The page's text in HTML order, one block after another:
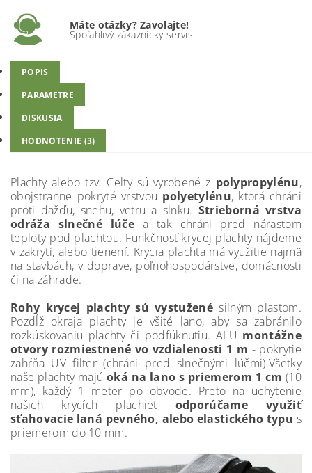
Máte otázky? Zavolajte!
Spoľahlivý zákaznícky servis
POPIS
PARAMETRE
DISKUSIA
HODNOTENIE (3)
Plachty alebo tzv. Celty sú vyrobené z polypropylénu,
obojstranne pokryté vrstvou polyetylénu, ktorá chráni
proti dažďu, snehu, vetru a slnku. Strieborná vrstva
odráža slnečné lúče a tak chráni pred nárastom
teploty pod plachtou. Funkčnosť krycej plachty nájdeme
v zakrytí, alebo tienení. Krycia plachta má využitie najmä
na stavbách, v doprave, poľnohospodárstve, domácnosti
či na záhrade.
Rohy krycej plachty sú vystuženésilným plastom.
Pozdĺž okraja plachty je všité lano, aby sa zabránilo
rozkúskovaniu plachty či podfúknutiu. ALU montážne
otvory rozmiestnené vo vzdialenosti 1 m - pokrytie
zahŕňa UV filter (chráni pred slnečnými lúčmi).Všetky
naše plachty majú oká na lano s priemerom 1 cm (10
mm), každý 1 meter po obvode. Preto na uchytenie
našich krycích plachiet odporúčame využiť
sťahovacie laná pevného, alebo elastického typu s
priemerom do 10 mm.